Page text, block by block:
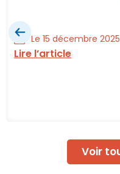
Le 15 décembre 2025
Lire l’article
Voir